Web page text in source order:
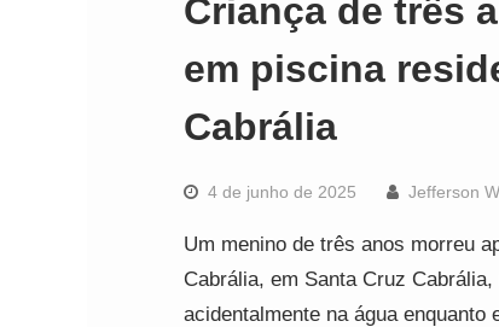
Criança de três
em piscina
Cabrália
4 de junho de 2025 Jefferson W
Um menino de três anos morreu
Cabrália, em Santa Cruz
acidentalmente na água